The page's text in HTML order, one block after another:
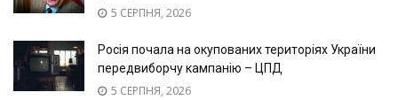
5 СЕРПНЯ, 2026
Росія почала на окупованих територіях України
передвиборчу кампанію – ЦПД
5 СЕРПНЯ, 2026